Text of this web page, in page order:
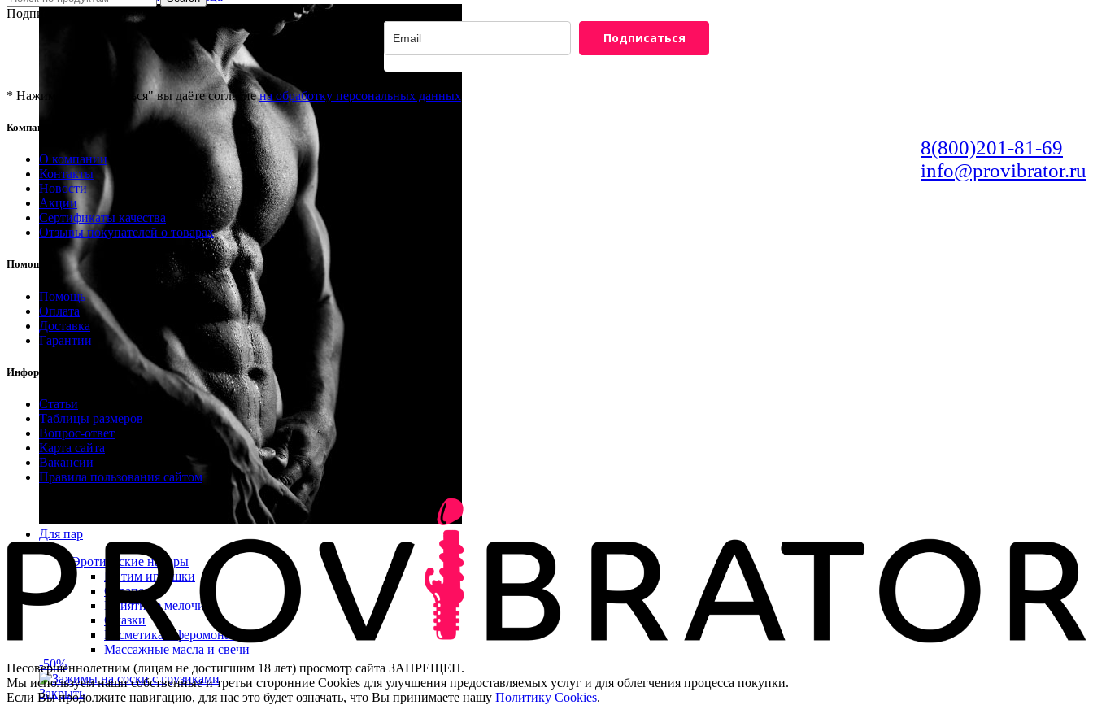
Для пар
Эротические наборы
Интим игрушки
Страпоны
Приятные мелочи
Смазки
Косметика с феромонами
Массажные масла и свечи
-50%
Закрыть
Подписка на новости
Подписаться
* Нажимая "Подписаться" вы даёте согласиена обработку персональных данных
8(800)201-81-69
info@provibrator.ru
Компания
О компании
Контакты
Новости
Акции
Сертификаты качества
Отзывы покупателей о товарах
Помощь
Помощь
Оплата
Доставка
Гарантии
Информация
Статьи
Таблицы размеров
Вопрос-ответ
Карта сайта
Вакансии
Правила пользования сайтом
Несовершеннолетним (лицам не достигшим 18 лет) просмотр сайта ЗАПРЕЩЕН.
Мы используем наши собственные и третьи сторонние Cookies для улучшения предоставляемых услуг и для облегчения процесса покупки.
Если Вы продолжите навигацию, для нас это будет означать, что Вы принимаете нашу Политику Cookies.